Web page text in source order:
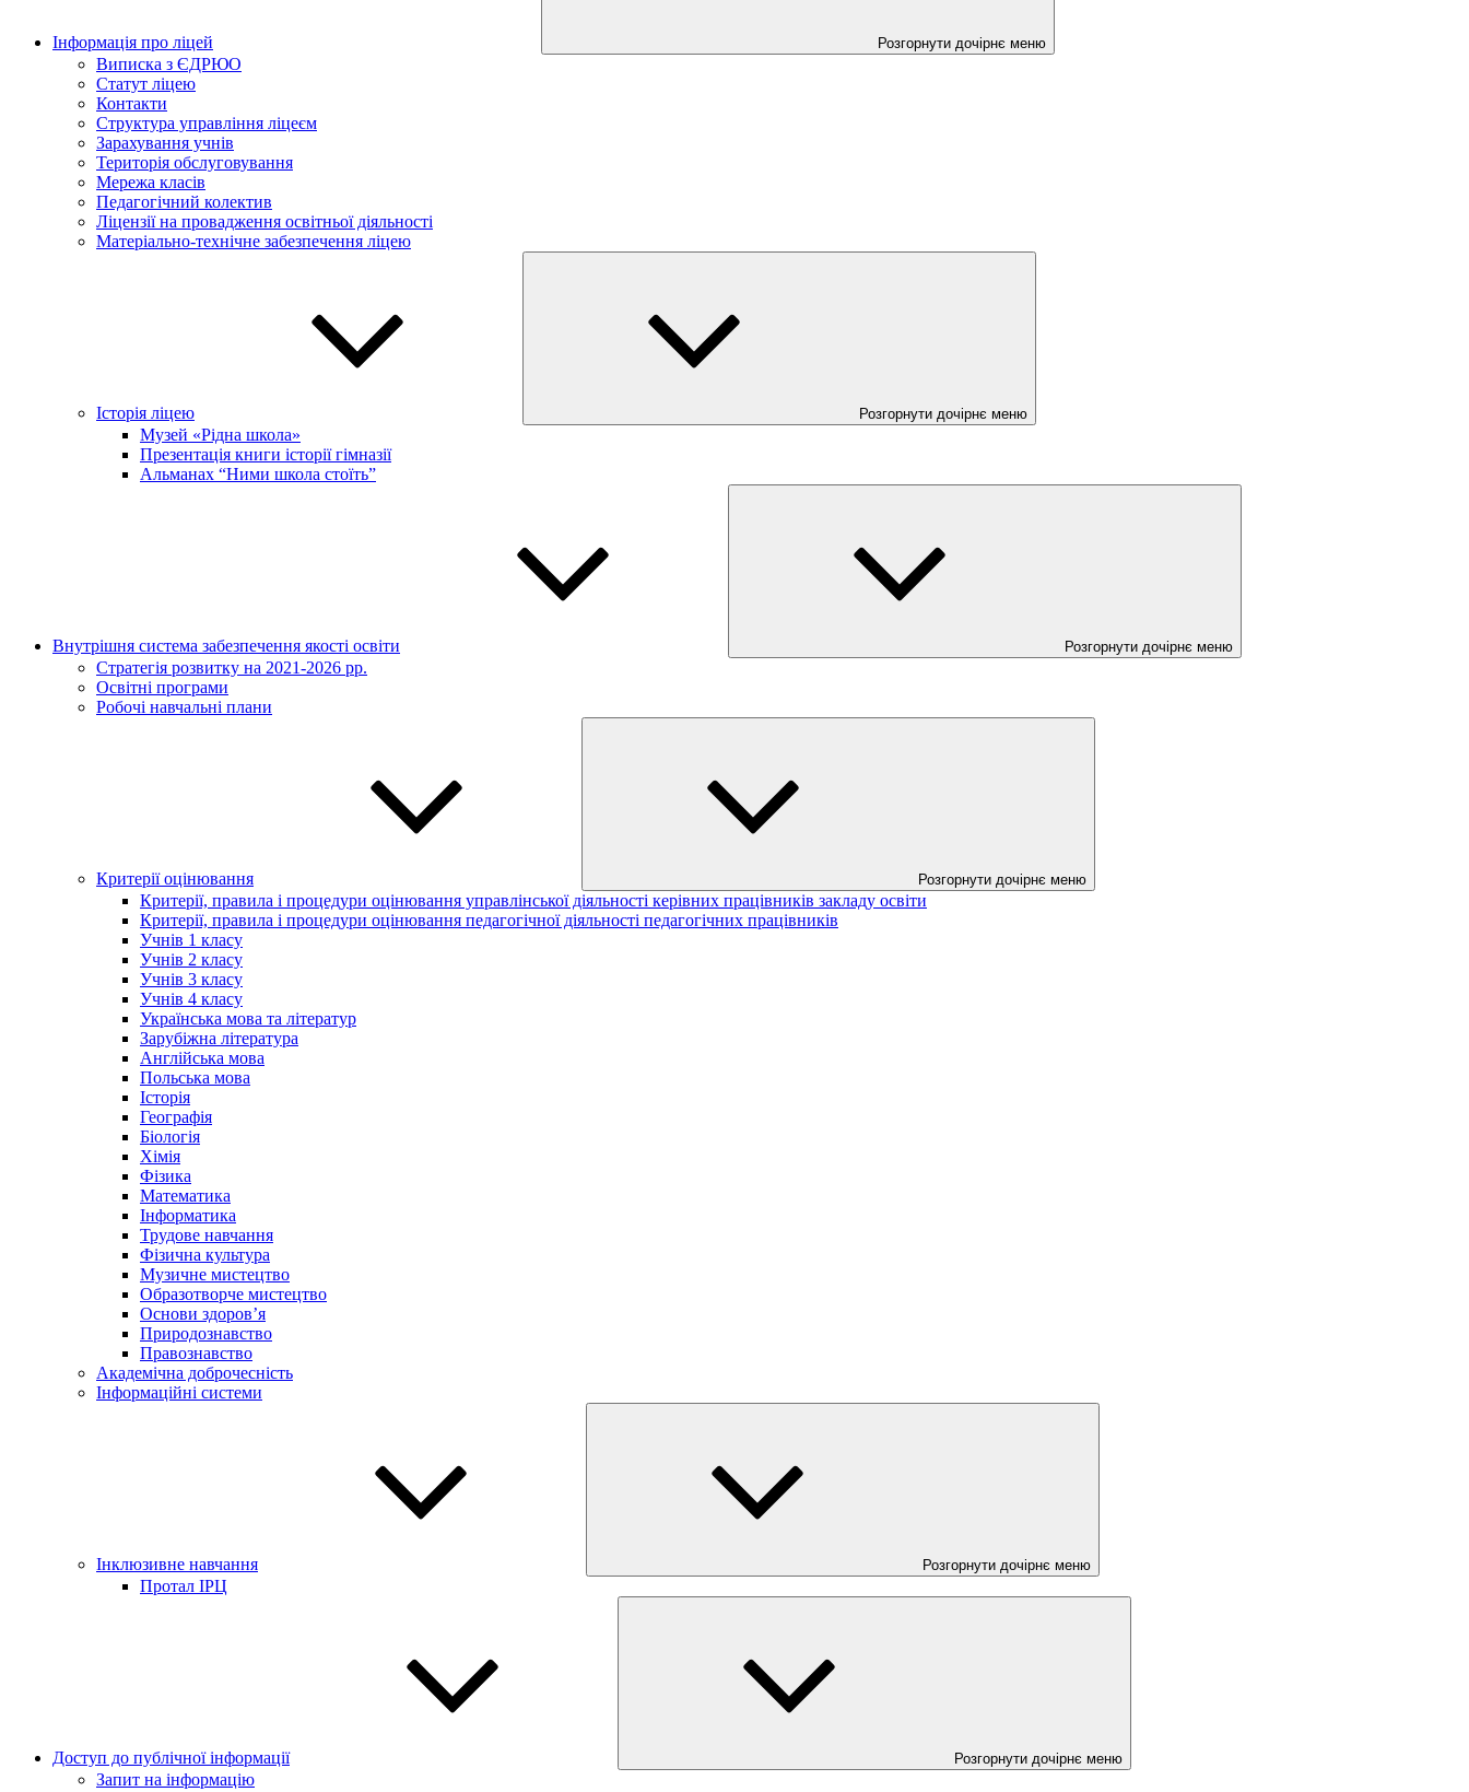
Інформація про ліцей Розгорнути дочірнє меню
Виписка з ЄДРЮО
Статут ліцею
Контакти
Структура управління ліцеєм
Зарахування учнів
Територія обслуговування
Мережа класів
Педагогічний колектив
Ліцензії на провадження освітньої діяльності
Матеріально-технічне забезпечення ліцею
Історія ліцею Розгорнути дочірнє меню
Музей «Рідна школа»
Презентація книги історії гімназії
Альманах “Ними школа стоїть”
Внутрішня система забезпечення якості освіти Розгорнути дочірнє меню
Стратегія розвитку на 2021-2026 рр.
Освітні програми
Робочі навчальні плани
Критерії оцінювання Розгорнути дочірнє меню
Критерії, правила і процедури оцінювання управлінської діяльності керівних працівників закладу освіти
Критерії, правила і процедури оцінювання педагогічної діяльності педагогічних працівників
Учнів 1 класу
Учнів 2 класу
Учнів 3 класу
Учнів 4 класу
Українська мова та літератур
Зарубіжна література
Англійська мова
Польська мова
Історія
Географія
Біологія
Хімія
Фізика
Математика
Інформатика
Трудове навчання
Фізична культура
Музичне мистецтво
Образотворче мистецтво
Основи здоров’я
Природознавство
Правознавство
Академічна доброчесність
Інформаційні системи
Інклюзивне навчання Розгорнути дочірнє меню
Протал ІРЦ
Доступ до публічної інформації Розгорнути дочірнє меню
Запит на інформацію